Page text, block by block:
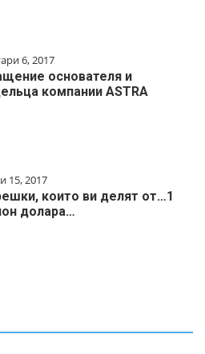
6, 2017
основателя и
компании ASTRA
15, 2017
които ви делят от…1
дoлapa…